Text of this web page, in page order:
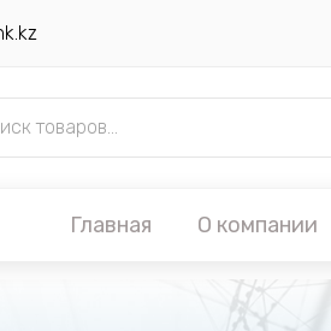
Главная О компании